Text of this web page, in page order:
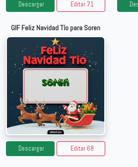
Descargar Editar 71
GIF Feliz Navidad Tío para Soren
Descargar Editar 68